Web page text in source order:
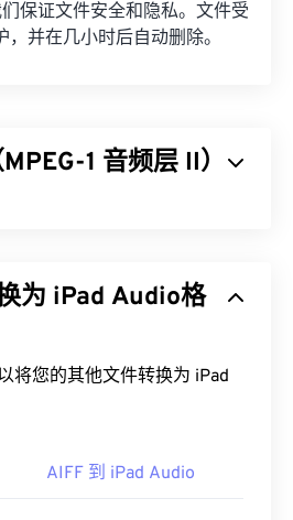
保证文件安全和隐私。文件受
并在几小时后自动删除。
1 音频层 II）
视频广播 ( DVB) 和数字多功
件？
多数平台，并且非常可靠。
为 iPad Audio格
将您的其他文件转换为 iPad
AIFF 到 iPad Audio